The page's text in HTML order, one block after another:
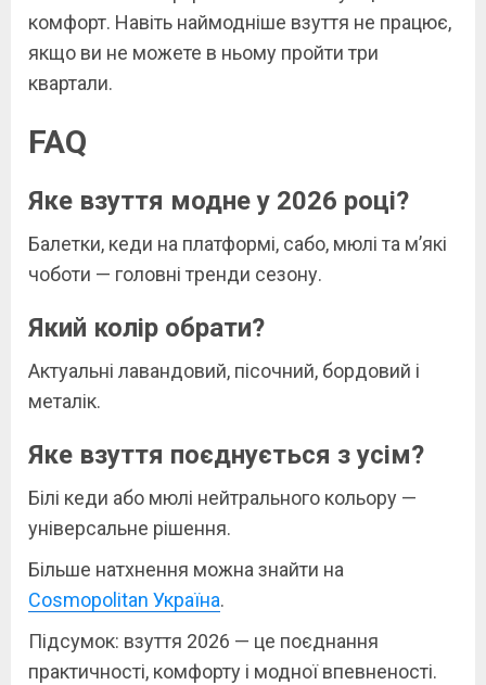
комфорт. Навіть наймодніше взуття не працює,
якщо ви не можете в ньому пройти три
квартали.
FAQ
Яке взуття модне у 2026 році?
Балетки, кеди на платформі, сабо, мюлі та м’які
чоботи — головні тренди сезону.
Який колір обрати?
Актуальні лавандовий, пісочний, бордовий і
металік.
Яке взуття поєднується з усім?
Білі кеди або мюлі нейтрального кольору —
універсальне рішення.
Більше натхнення можна знайти на
Cosmopolitan Україна.
Підсумок: взуття 2026 — це поєднання
практичності, комфорту і модної впевненості.